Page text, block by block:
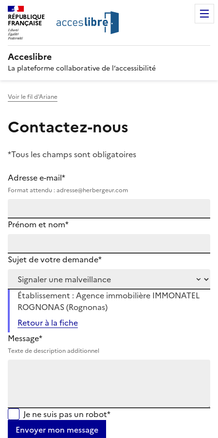
RÉPUBLIQUE
FRANÇAISE
Acceslibre
La plateforme collaborative de l’accessibilité
Voir le fil d'Ariane
Contactez-nous
*Tous les champs sont obligatoires
Adresse e-mail*
Format attendu : adresse@herbergeur.com
Prénom et nom*
Sujet de votre demande*
Établissement : Agence immobilière IMMONATEL
ROGNONAS (Rognonas)
Retour à la fiche
Message*
Texte de description additionnel
Je ne suis pas un robot*
Envoyer mon message